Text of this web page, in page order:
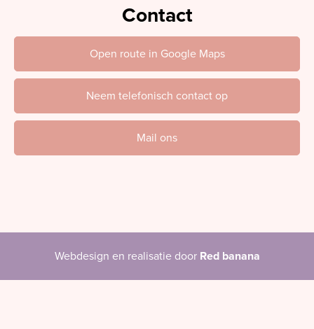
Contact
Open route in Google Maps
Neem telefonisch contact op
Mail ons
Webdesign en realisatie door Red banana